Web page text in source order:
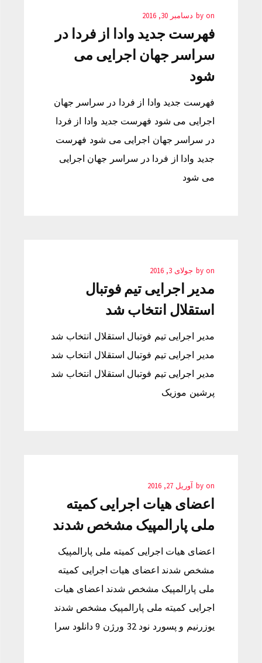
by on دسامبر 30, 2016
فهرست جدید وادا از فردا در
سراسر جهان اجرایی می
شود
فهرست جدید وادا از فردا در سراسر جهان
اجرایی می شود فهرست جدید وادا از فردا
در سراسر جهان اجرایی می شود فهرست
جدید وادا از فردا در سراسر جهان اجرایی
می شود
by on جولای 3, 2016
مدیر اجرایی تیم فوتبال
استقلال انتخاب شد
مدیر اجرایی تیم فوتبال استقلال انتخاب شد
مدیر اجرایی تیم فوتبال استقلال انتخاب شد
مدیر اجرایی تیم فوتبال استقلال انتخاب شد
پرشین موزیک
by on آوریل 27, 2016
اعضای هیات اجرایی کمیته
ملی پارالمپیک مشخص شدند
اعضای هیات اجرایی کمیته ملی پارالمپیک
مشخص شدند اعضای هیات اجرایی کمیته
ملی پارالمپیک مشخص شدند اعضای هیات
اجرایی کمیته ملی پارالمپیک مشخص شدند
یوزرنیم و پسورد نود 32 ورژن 9 دانلود سرا